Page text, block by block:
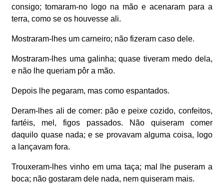
consigo; tomaram-no logo na mão e acenaram para a
terra, como se os houvesse ali.
Mostraram-lhes um carneiro; não fizeram caso dele.
Mostraram-lhes uma galinha; quase tiveram medo dela,
e não lhe queriam pôr a mão.
Depois lhe pegaram, mas como espantados.
Deram-lhes ali de comer: pão e peixe cozido, confeitos,
fartéis, mel, figos passados. Não quiseram comer
daquilo quase nada; e se provavam alguma coisa, logo
a lançavam fora.
Trouxeram-lhes vinho em uma taça; mal lhe puseram a
boca; não gostaram dele nada, nem quiseram mais.